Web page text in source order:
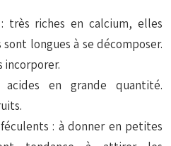
très riches en calcium, elles
longues à se décomposer.
incorporer.
en grande quantité.
: à donner en petites